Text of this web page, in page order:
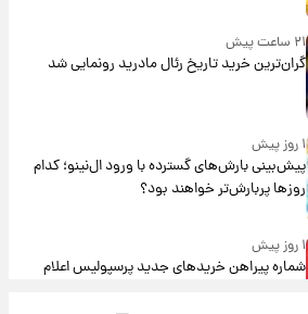
۲۱ ساعت پیش
گران‌ترین خرید تاریخ رئال مادرید رونمایی شد
۱ روز پیش
پیش‌بینی بارش‌های گسترده با ورود ال‌نینو؛ کدام
روزها پربارش‌تر خواهند بود؟
۱ روز پیش
شماره پیراهن خریدهای جدید پرسپولیس اعلام